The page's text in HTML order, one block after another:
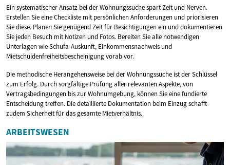
Ein systematischer Ansatz bei der Wohnungssuche spart Zeit und Nerven.
Erstellen Sie eine Checkliste mit persönlichen Anforderungen und priorisieren
Sie diese. Planen Sie genügend Zeit für Besichtigungen ein und dokumentieren
Sie jeden Besuch mit Notizen und Fotos. Bereiten Sie alle notwendigen
Unterlagen wie Schufa-Auskunft, Einkommensnachweis und
Mietschuldenfreiheitsbescheinigung vorab vor.
Die methodische Herangehensweise bei der Wohnungssuche ist der Schlüssel
zum Erfolg. Durch sorgfältige Prüfung aller relevanten Aspekte, von
Vertragsbedingungen bis zur Wohnumgebung, können Sie eine fundierte
Entscheidung treffen. Die detaillierte Dokumentation beim Einzug schafft
zudem Sicherheit für das gesamte Mietverhältnis.
ARBEITSWESEN